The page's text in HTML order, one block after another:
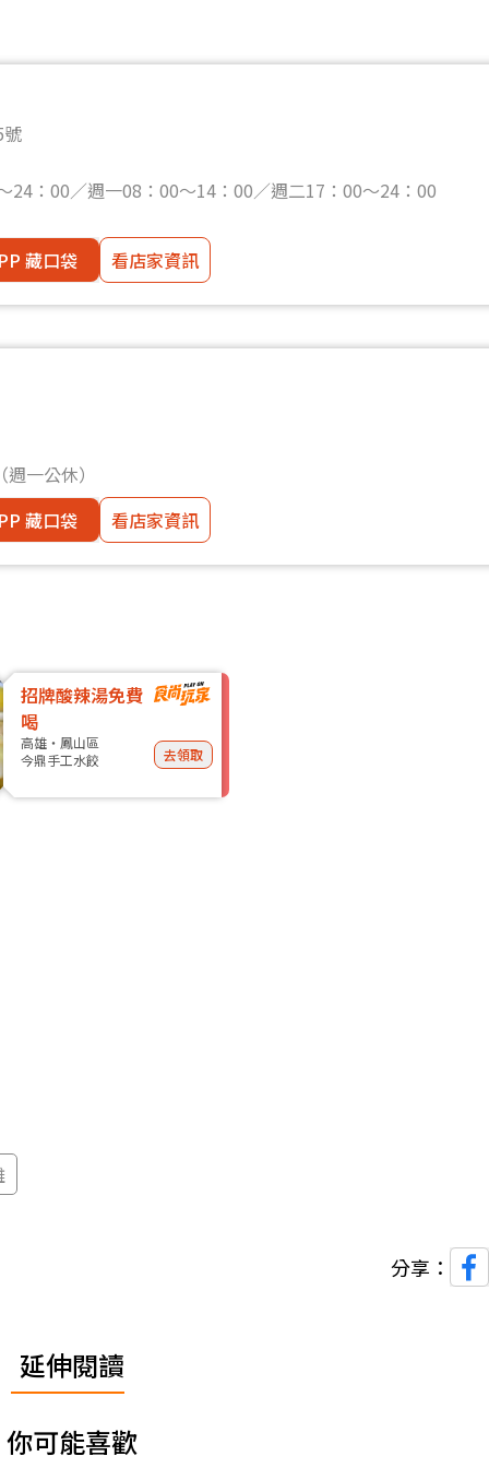
24：00／週一08：00～14：00／週二17：00～24：00
藏口袋 看店家資訊
一公休）
藏口袋
看店家資訊
招牌酸辣湯免費
喝
高雄・鳳山區
今鼎手工水餃
去領取
分享：
延伸閱讀
你可能喜歡